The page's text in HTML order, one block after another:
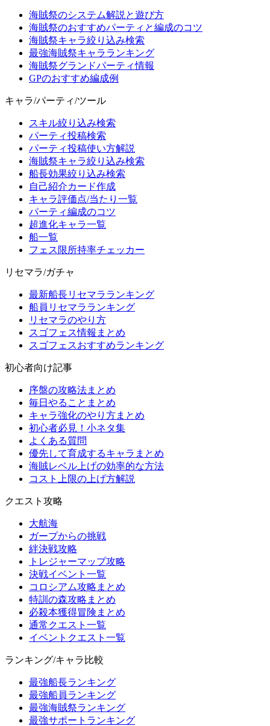
海賊祭のシステム解説と遊び方
海賊祭のおすすめパーティと編成のコツ
海賊祭キャラ絞り込み検索
最強海賊祭キャラランキング
海賊祭グランドパーティ情報
GPのおすすめ編成例
キャラ/パーティ/ツール
スキル絞り込み検索
パーティ投稿検索
パーティ投稿使い方解説
海賊祭キャラ絞り込み検索
船長効果絞り込み検索
自己紹介カード作成
キャラ評価点/当たり一覧
パーティ編成のコツ
超進化キャラ一覧
船一覧
フェス限所持率チェッカー
リセマラ/ガチャ
最新船長リセマラランキング
船員リセマラランキング
リセマラのやり方
スゴフェス情報まとめ
スゴフェスおすすめランキング
初心者向け記事
序盤の攻略法まとめ
毎日やることまとめ
キャラ強化のやり方まとめ
初心者必見！小ネタ集
よくある質問
優先して育成するキャラまとめ
海賊レベル上げの効率的な方法
コスト上限の上げ方解説
クエスト攻略
大航海
ガープからの挑戦
絆決戦攻略
トレジャーマップ攻略
決戦イベント一覧
コロシアム攻略まとめ
特訓の森攻略まとめ
必殺本獲得冒険まとめ
通常クエスト一覧
イベントクエスト一覧
ランキング/キャラ比較
最強船長ランキング
最強船員ランキング
最強海賊祭ランキング
最強サポートランキング